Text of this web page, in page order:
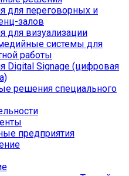
для переговорных и
залов
для визуализации
системы для
работы
Digital Signage (цифровая
решения специального
предприятия